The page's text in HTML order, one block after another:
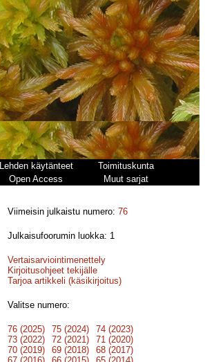
Lehden käytänteet
Toimituskunta
Open Access Muut sarjat
Viimeisin julkaistu numero:76
Julkaisufoorumin luokka: 1
Vertaisarviointimenettely
Kirjoitusohjeet tekijälle
Tarjoa artikkeli (käsikirjoitus)
Valitse numero:
76 (2025) 75 (2024)
74 (2023)
73 (2022)
72 (2021)
71 (2020)
70 (2019)
69 (2018)
68 (2017)